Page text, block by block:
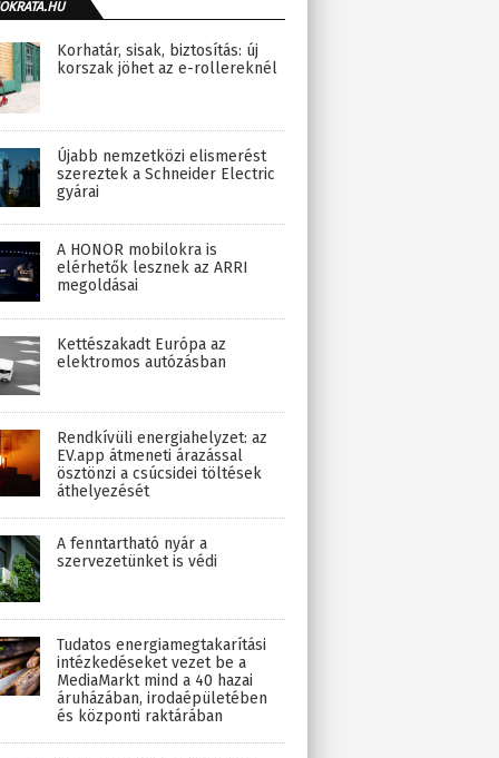
Korhatár, sisak, biztosítás: új
korszak jöhet az e-rollereknél
Újabb nemzetközi elismerést
szereztek a Schneider Electric
gyárai
A HONOR mobilokra is
elérhetők lesznek az ARRI
megoldásai
Kettészakadt Európa az
elektromos autózásban
Rendkívüli energiahelyzet: az
EV.app átmeneti árazással
ösztönzi a csúcsidei töltések
áthelyezését
A fenntartható nyár a
szervezetünket is védi
Tudatos energiamegtakarítási
intézkedéseket vezet be a
MediaMarkt mind a 40 hazai
áruházában, irodaépületében
és központi raktárában